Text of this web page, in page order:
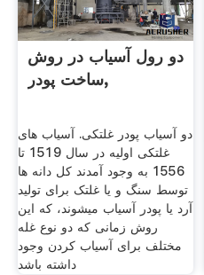
دو رول آسیاب در روش
ساخت پودر,
دو آسیاب پودر غلتکی. آسیاب های
غلتکی اولیه در سال 1519 تا
1556 به وجود آمدند کل دانه ها
توسط سنگ و یا غلتک برای تولید
آرد یا پودر آسیاب میشوند، که این
روش زمانی که دو نوع غله
مختلف برای آسیاب کردن وجود
داشته باشد